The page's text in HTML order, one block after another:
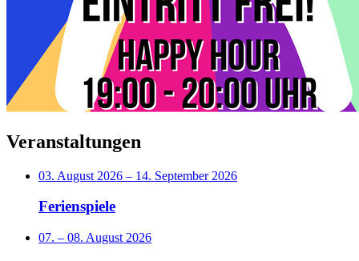
Veranstaltungen
03. August 2026 – 14. September 2026
Ferienspiele
07. – 08. August 2026